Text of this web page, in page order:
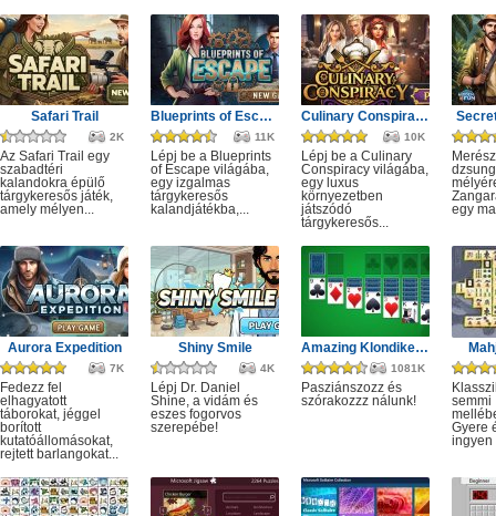
Safari Trail
2K
Az Safari Trail egy
szabadtéri
kalandokra épülő
tárgykeresős játék,
amely mélyen...
Blueprints of Escape
11K
Lépj be a Blueprints
of Escape világába,
egy izgalmas
tárgykeresős
kalandjátékba,...
Culinary Conspiracy
10K
Lépj be a Culinary
Conspiracy világába,
egy luxus
környezetben
játszódó
tárgykeresős...
egy
Aurora Expedition
7K
Fedezz fel
elhagyatott
táborokat, jéggel
borított
kutatóállomásokat,
rejtett barlangokat...
Shiny Smile
4K
Lépj Dr. Daniel
Shine, a vidám és
eszes fogorvos
szerepébe!
Amazing Klondike Solitaire
1081K
Pasziánszozz és
szórakozzz nálunk!
semmi
Gyere
ingyen